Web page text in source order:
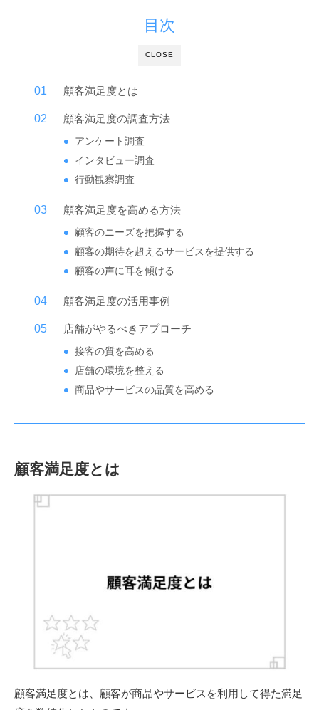
CLOSE
目次
顧客満足度とは
顧客満足度の調査方法
アンケート調査
インタビュー調査
行動観察調査
顧客満足度を高める方法
顧客のニーズを把握する
顧客の期待を超えるサービスを提供する
顧客の声に耳を傾ける
顧客満足度の活用事例
店舗がやるべきアプローチ
接客の質を高める
店舗の環境を整える
商品やサービスの品質を高める
顧客満足度とは
顧客満足度とは、顧客が商品やサービスを利用して得た満足